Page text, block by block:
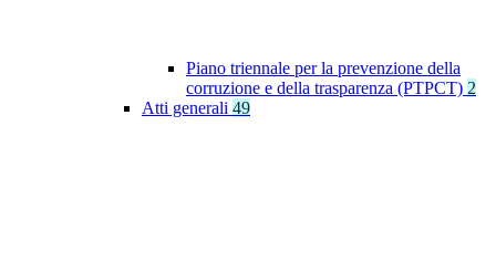
Piano triennale per la prevenzione della
corruzione e della trasparenza (PTPCT) 2
Atti generali 49